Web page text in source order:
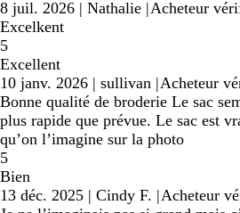
8 juil. 2026 | Nathalie |Acheteur
Excelkent
5
Excellent
10 janv. 2026 | sullivan |Acheteur
Bonne qualité de broderie Le sac
plus rapide que prévue. Le sac est
qu’on l’imagine sur la photo
5
Bien
13 déc. 2025 | Cindy F. |Acheteur